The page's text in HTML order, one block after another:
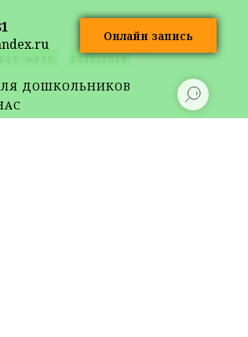
Онлайн запись
ДОШКОЛЬНИКОВ
2025/2026